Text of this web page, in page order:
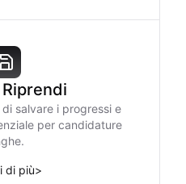
Riprendi
salvare i progressi e
per candidature
di più>